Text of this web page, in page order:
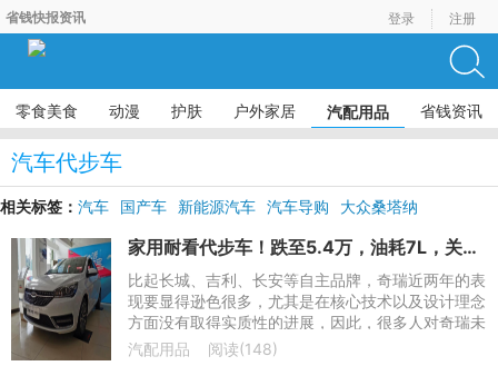
省钱快报资讯 登录 注册
零食美食 动漫 护肤 户外家居 汽配用品 省钱资讯
汽车代步车
相关标签： 汽车 国产车 新能源汽车 汽车导购 大众桑塔纳
家用耐看代步车！跌至5.4万，油耗7L，关键比帝豪还漂亮
比起长城、吉利、长安等自主品牌，奇瑞近两年的表
现要显得逊色很多，尤其是在核心技术以及设计理念
方面没有取得实质性的进展，因此，很多人对奇瑞未
来市场的发展并不是很看好，即便如此，奇瑞还是凭
汽配用品 阅读(148)